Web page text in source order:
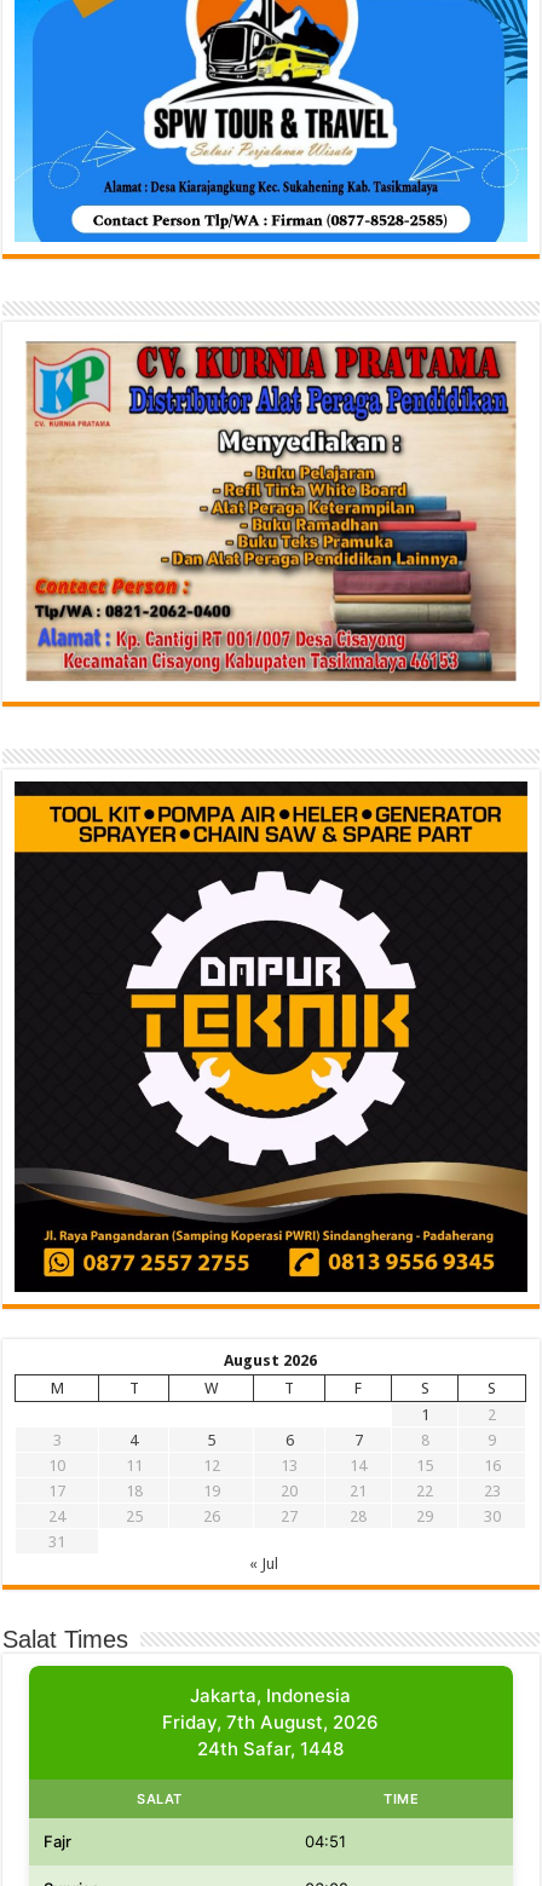
August 2026
M
T W T F S
S
1
2
3
4 5 6 7 8
9
10
11 12 13 14 15
16
17
18 19 20 21 22
23
24
25 26 27 28 29
30
31
« Jul
Salat Times
Jakarta, Indonesia
Friday, 7th August, 2026
24th Safar, 1448
SALAT TIME
Fajr 04:51